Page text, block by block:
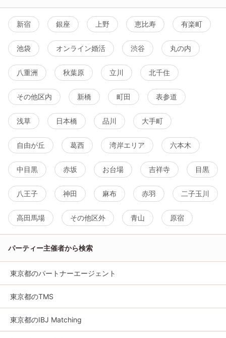
新宿 銀座 上野 恵比寿 有楽町
池袋 オンライン婚活 渋谷 丸の内
八重洲 秋葉原 立川 北千住
その他区内 新橋 町田 表参道
浅草 日本橋 品川 大手町
自由が丘 葛西 湾岸エリア 六本木
中目黒 赤坂 お台場 吉祥寺 目黒
八王子 神田 麻布 赤羽 二子玉川
高田馬場 その他区外 青山 原宿
パーティー主催者から検索
東京都のパートナーエージェント
東京都のTMS
東京都のIBJ Matching